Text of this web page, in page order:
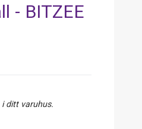
- BITZEE
ditt varuhus.